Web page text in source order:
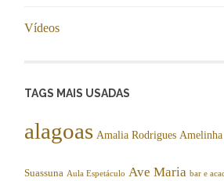
Vídeos
TAGS MAIS USADAS
alagoas Amalia Rodrigues Amelinha
Suassuna Aula Espetáculo Ave Maria bar e